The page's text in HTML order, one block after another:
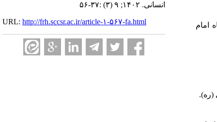
انسانی. ۱۴۰۲; ۹ (۳) :۳۷-۵۶
URL: http://frh.sccsr.ac.ir/article-۱-۵۶۷-fa.html
اسلامی. ج۱. تهران: دانشگاه امام